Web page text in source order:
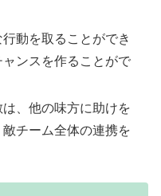
動を取ることができ
ンスを作ることがで
、他の味方に助けを
チーム全体の連携を